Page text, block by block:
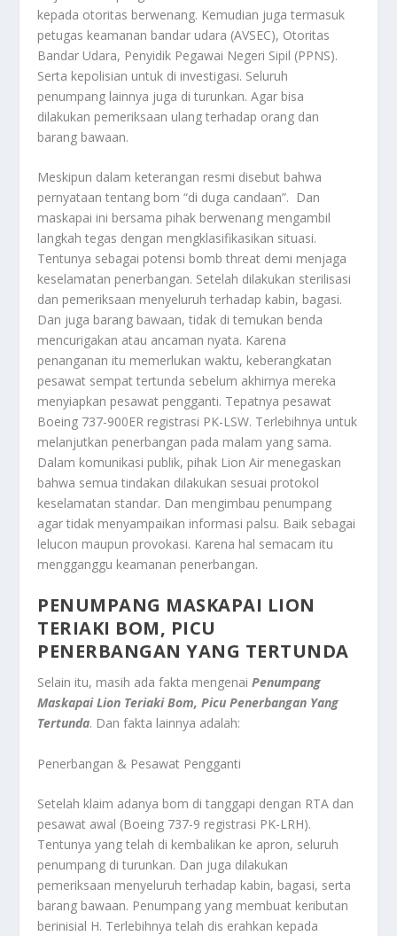
kepada otoritas berwenang. Kemudian juga termasuk
petugas keamanan bandar udara (AVSEC), Otoritas
Bandar Udara, Penyidik Pegawai Negeri Sipil (PPNS).
Serta kepolisian untuk di investigasi. Seluruh
penumpang lainnya juga di turunkan. Agar bisa
dilakukan pemeriksaan ulang terhadap orang dan
barang bawaan.
Meskipun dalam keterangan resmi disebut bahwa
pernyataan tentang bom “di duga candaan”. Dan
maskapai ini bersama pihak berwenang mengambil
langkah tegas dengan mengklasifikasikan situasi.
Tentunya sebagai potensi bomb threat demi menjaga
keselamatan penerbangan. Setelah dilakukan sterilisasi
dan pemeriksaan menyeluruh terhadap kabin, bagasi.
Dan juga barang bawaan, tidak di temukan benda
mencurigakan atau ancaman nyata. Karena
penanganan itu memerlukan waktu, keberangkatan
pesawat sempat tertunda sebelum akhirnya mereka
menyiapkan pesawat pengganti. Tepatnya pesawat
Boeing 737-900ER registrasi PK-LSW. Terlebihnya untuk
melanjutkan penerbangan pada malam yang sama.
Dalam komunikasi publik, pihak Lion Air menegaskan
bahwa semua tindakan dilakukan sesuai protokol
keselamatan standar. Dan mengimbau penumpang
agar tidak menyampaikan informasi palsu. Baik sebagai
lelucon maupun provokasi. Karena hal semacam itu
mengganggu keamanan penerbangan.
PENUMPANG MASKAPAI LION
TERIAKI BOM, PICU
PENERBANGAN YANG TERTUNDA
Selain itu, masih ada fakta mengenaiPenumpang
Maskapai Lion Teriaki Bom, Picu Penerbangan Yang
Tertunda. Dan fakta lainnya adalah:
Penerbangan & Pesawat Pengganti
Setelah klaim adanya bom di tanggapi dengan RTA dan
pesawat awal (Boeing 737-9 registrasi PK-LRH).
Tentunya yang telah di kembalikan ke apron, seluruh
penumpang di turunkan. Dan juga dilakukan
pemeriksaan menyeluruh terhadap kabin, bagasi, serta
barang bawaan. Penumpang yang membuat keributan
berinisial H. Terlebihnya telah dis erahkan kepada